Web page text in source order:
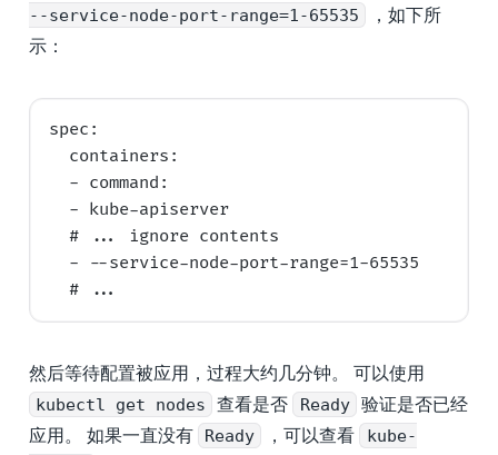
--service-node-port-range=1-65535
，如下所
示：
spec:
  containers:
  - command:
  - kube-apiserver
  # ... ignore contents
  - --service-node-port-range=1-65535
然后等待配置被应用，过程大约几分钟。 可以使用
kubectl get nodes 查看是否 Ready
验证是否已经
应用。 如果一直没有
Ready ，可以查看
kube-